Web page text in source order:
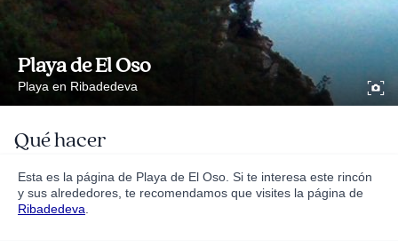
Playa de El Oso
Playa en Ribadedeva
Qué hacer
Esta es la página de Playa de El Oso. Si te interesa este rincón
y sus alrededores, te recomendamos que visites la página de
Ribadedeva